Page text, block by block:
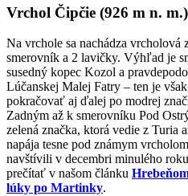
Vrchol Čipčie (926 m n. m.)
Na vrchole sa nachádza vrcholová
smerovník a 2 lavičky. Výhľad je
susedný kopec Kozol a
Lúčanskej Malej Fatry – ten je
pokračovať aj ďalej po modrej
Zadným až k smerovníku Pod
zelená značka, ktorá vedie z Turia
napája tesne pod známym
navštívili v decembri minulého
prečítať v našom článku
lúky po Martinky.